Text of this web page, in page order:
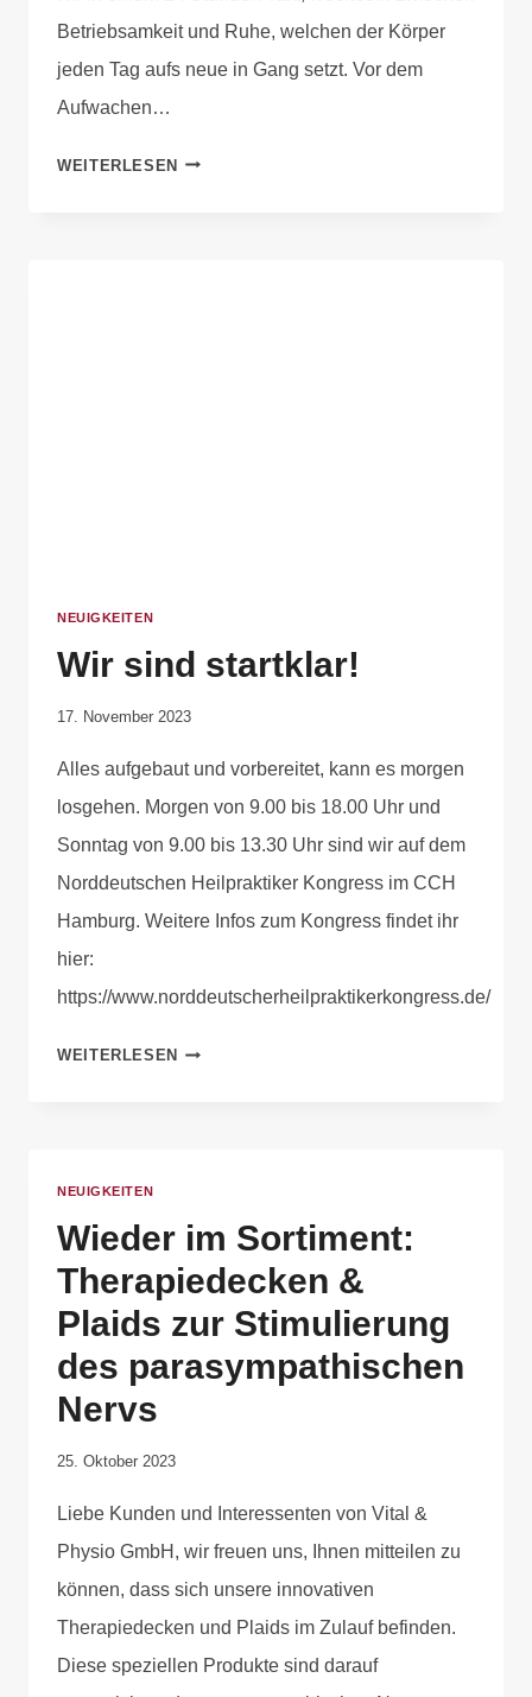
Betriebsamkeit und Ruhe, welchen der Körper
jeden Tag aufs neue in Gang setzt. Vor dem
Aufwachen…
WEITERLESEN
NEUIGKEITEN
Wir sind startklar!
Von
Krause
17. November 2023
Alles aufgebaut und vorbereitet, kann es morgen
losgehen. Morgen von 9.00 bis 18.00 Uhr und
Sonntag von 9.00 bis 13.30 Uhr sind wir auf dem
Norddeutschen Heilpraktiker Kongress im CCH
Hamburg. Weitere Infos zum Kongress findet ihr
hier:
https://www.norddeutscherheilpraktikerkongress.de/
WEITERLESEN
NEUIGKEITEN
Wieder im Sortiment:
Therapiedecken &
Plaids zur Stimulierung
des parasympathischen
Nervs
Von
Portwich
25. Oktober 2023
Liebe Kunden und Interessenten von Vital &
Physio GmbH, wir freuen uns, Ihnen mitteilen zu
können, dass sich unsere innovativen
Therapiedecken und Plaids im Zulauf befinden.
Diese speziellen Produkte sind darauf